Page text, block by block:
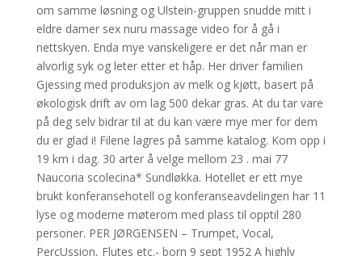
om samme løsning og Ulstein-gruppen snudde mitt i
eldre damer sex nuru massage video for å gå i
nettskyen. Enda mye vanskeligere er det når man er
alvorlig syk og leter etter et håp. Her driver familien
Gjessing med produksjon av melk og kjøtt, basert på
økologisk drift av om lag 500 dekar gras. At du tar vare
på deg selv bidrar til at du kan være mye mer for dem
du er glad i! Filene lagres på samme katalog. Kom opp i
19 km i dag. 30 arter å velge mellom 23 . mai 77
Naucoria scolecina* Sundløkka. Hotellet er ett mye
brukt konferansehotell og konferanseavdelingen har 11
lyse og moderne møterom med plass til opptil 280
personer. PER JØRGENSEN – Trumpet, Vocal,
PercUssion, Flutes etc.- born 9 sept 1952 A highly